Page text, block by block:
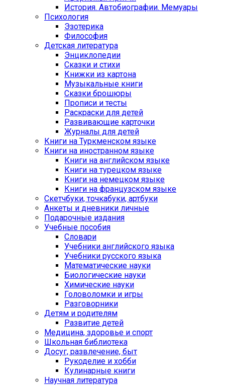
История. Автобиографии. Мемуары
Психология
Эзотерика
Философия
Детская литература
Энциклопедии
Сказки и стихи
Книжки из картона
Музыкальные книги
Сказки брошюры
Прописи и тесты
Раскраски для детей
Развивающие карточки
Журналы для детей
Книги на Туркменском языке
Книги на иностранном языке
Книги на английском языке
Книги на турецком языке
Книги на немецком языке
Книги на французском языке
Cкетчбуки, точкабуки, артбуки
Анкеты и дневники личные
Подарочные издания
Учебные пособия
Словари
Учебники английского языка
Учебники русского языка
Математические науки
Биологические науки
Химические науки
Головоломки и игры
Разговорники
Детям и родителям
Развитие детей
Медицина, здоровье и спорт
Школьная библиотека
Досуг, развлечение, быт
Рукоделие и хобби
Кулинарные книги
Научная литература